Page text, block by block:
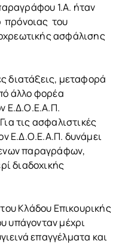
1.A. ήταν
του
ασφάλισης
διατάξεις, μεταφορά
άλλο φορέα
Ε.Δ.Ο.Ε.Α.Π.
τις ασφαλιστικές
Ε.Δ.Ο.Ε.Α.Π. δυνάμει
παραγράφων,
διαδοχικής
Κλάδου Επικουρικής
υπάγονταν μέχρι
επαγγέλματα και